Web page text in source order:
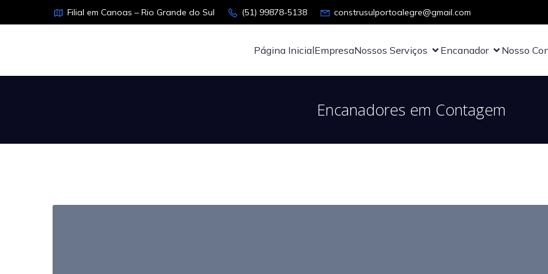
Filial em Canoas – Rio Grande do Sul (51) 99878-5138 construsulportoalegre@gmail.com
Página InicialEmpresaNossos Serviços Encanador Nosso
Encanadores em Contagem